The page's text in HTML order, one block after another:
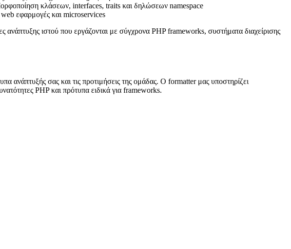
κλάσεων, interfaces, traits και δηλώσεων namespace
εφαρμογές και microservices
ανάπτυξης ιστού που εργάζονται με σύγχρονα PHP frameworks, συστήματα διαχείρισης
ανάπτυξής σας και τις προτιμήσεις της ομάδας. Ο formatter μας υποστηρίζει
PHP και πρότυπα ειδικά για frameworks.